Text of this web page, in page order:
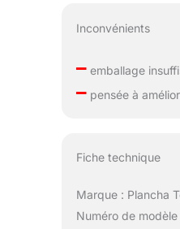
Inconvénients
–emballage
–pensée à
Fiche technique
Marque : Plancha
Numéro de modèle